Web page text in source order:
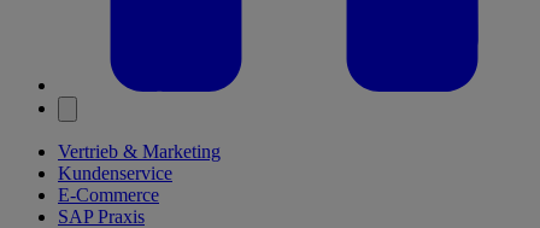
Vertrieb & Marketing
Kundenservice
E-Commerce
SAP Praxis